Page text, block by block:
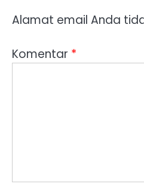
Alamat email Anda
Komentar *